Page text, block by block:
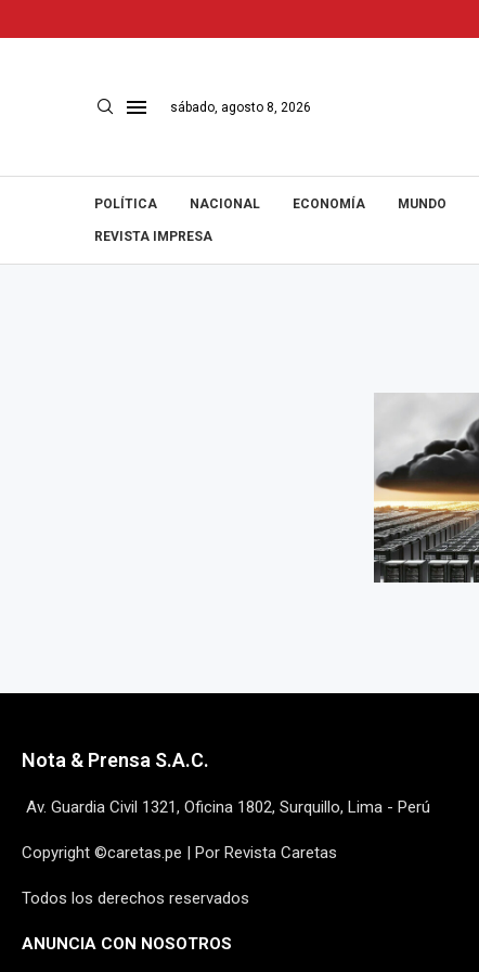
sábado, agosto 8, 2026
POLÍTICA NACIONAL ECONOMÍA MUNDO
REVISTA IMPRESA
Nota & Prensa S.A.C.
Av. Guardia Civil 1321, Oficina 1802, Surquillo, Lima - Perú
Copyright ©caretas.pe | Por Revista Caretas
Todos los derechos reservados
ANUNCIA CON NOSOTROS